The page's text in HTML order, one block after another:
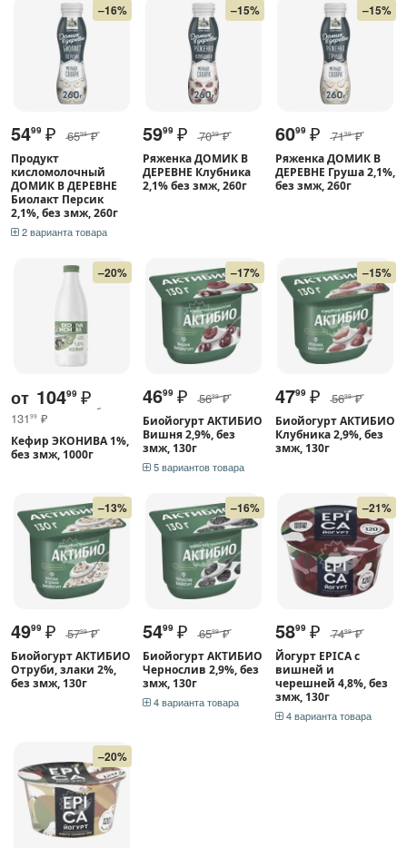
–16%
5499 ₽ 6599 ₽
Продукт
кисломолочный
ДОМИК В ДЕРЕВНЕ
Биолакт Персик
2,1%, без змж, 260г
2 варианта товара
–15%
5999 ₽ 7099 ₽
Ряженка ДОМИК В
ДЕРЕВНЕ Клубника
2,1% без змж, 260г
–15%
6099 ₽ 7199 ₽
Ряженка ДОМИК В
ДЕРЕВНЕ Груша 2,1%,
без змж, 260г
–20%
от 10499 ₽
131 99 ₽
Кефир ЭКОНИВА 1%,
без змж, 1000г
–17%
4699 ₽ 5699 ₽
Биойогурт АКТИБИО
Вишня 2,9%, без
змж, 130г
5 вариантов товара
–15%
4799 ₽ 5699 ₽
Биойогурт АКТИБИО
Клубника 2,9%, без
змж, 130г
–13%
4999 ₽ 5799 ₽
Биойогурт АКТИБИО
Отруби, злаки 2%,
без змж, 130г
–16%
5499 ₽ 6599 ₽
Биойогурт АКТИБИО
Чернослив 2,9%, без
змж, 130г
4 варианта товара
–21%
5899 ₽ 7499 ₽
Йогурт EPICA с
вишней и
черешней 4,8%, без
змж, 130г
4 варианта товара
–20%